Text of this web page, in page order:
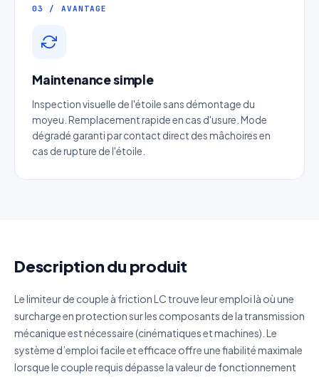
03 / AVANTAGE
Maintenance simple
Inspection visuelle de l'étoile sans démontage du
moyeu. Remplacement rapide en cas d'usure. Mode
dégradé garanti par contact direct des mâchoires en
cas de rupture de l'étoile.
Description du produit
Le limiteur de couple à friction LC trouve leur emploi là où une
surcharge en protection sur les composants de la transmission
mécanique est nécessaire (cinématiques et machines). Le
système d’emploi facile et efficace offre une fiabilité maximale
lorsque le couple requis dépasse la valeur de fonctionnement
Entreprise
Téléphone*
Catégorie